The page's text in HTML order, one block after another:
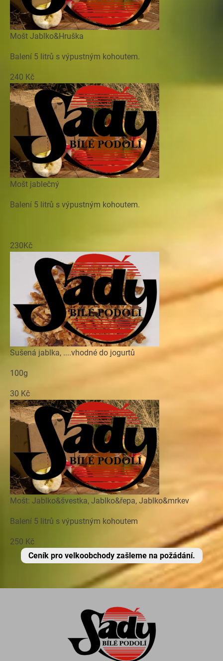
Mošt Jablko&Hruška
Balení 5 litrů s výpustným kohoutem.
240 Kč
Mošt jablečný
Balení 5 litrů s výpustným kohoutem.
230Kč
Sušená jablka, ....vhodné do jogurtů
100g
30 Kč
Mošt: Jablko&švestka, Jablko&řepa, Jablko&mrkev
Balení 5 litrů s výpustným kohoutem
250 Kč
Ceník pro velkoobchody zašleme na požádání.